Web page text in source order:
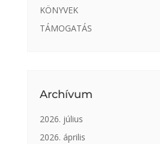
KÖNYVEK
TÁMOGATÁS
Archívum
2026. július
2026. április